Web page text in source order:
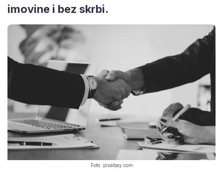
imovine i bez skrbi.
Foto: pixabay.com